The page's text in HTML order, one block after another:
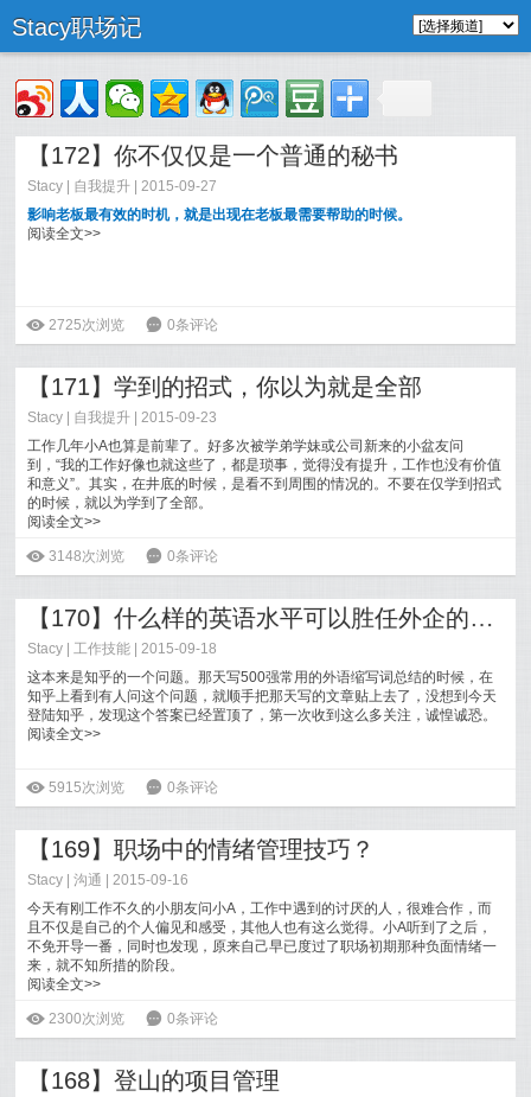
Stacy职场记
【172】你不仅仅是一个普通的秘书
Stacy 自我提升 | 2015-09-27
影响老板最有效的时机，就是出现在老板最需要帮助的时候。
阅读全文>>
ė 2725次浏览 6 0条评论
【171】学到的招式，你以为就是全部
Stacy 自我提升 | 2015-09-23
工作几年小A也算是前辈了。好多次被学弟学妹或公司新来的小盆友问
到，“我的工作好像也就这些了，都是琐事，觉得没有提升，工作也没有价值
和意义”。其实，在井底的时候，是看不到周围的情况的。不要在仅学到招式
的时候，就以为学到了全部。
阅读全文>>
ė 3148次浏览 6 0条评论
【170】什么样的英语水平可以胜任外企的工作？
Stacy |工作技能 | 2015-09-18
这本来是知乎的一个问题。那天写500强常用的外语缩写词总结的时候，在
知乎上看到有人问这个问题，就顺手把那天写的文章贴上去了，没想到今天
登陆知乎，发现这个答案已经置顶了，第一次收到这么多关注，诚惶诚恐。
阅读全文>>
ė 5915次浏览 6 0条评论
【169】职场中的情绪管理技巧？
Stacy |沟通
| 2015-09-16
今天有刚工作不久的小朋友问小A，工作中遇到的讨厌的人，很难合作，而
且不仅是自己的个人偏见和感受，其他人也有这么觉得。小A听到了之后，
不免开导一番，同时也发现，原来自己早已度过了职场初期那种负面情绪一
来，就不知所措的阶段。
阅读全文>>
ė 2300次浏览 6 0条评论
【168】登山的项目管理